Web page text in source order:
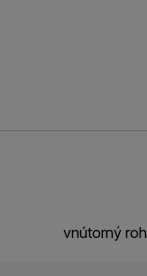
vnútorný roh